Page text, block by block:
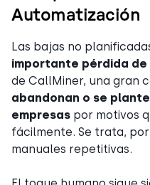
Automatización
Las bajas no
importante pérdida de
de CallMiner, una gran
abandonan o se
empresas por motivos
fácilmente. Se trata,
manuales repetitivas.